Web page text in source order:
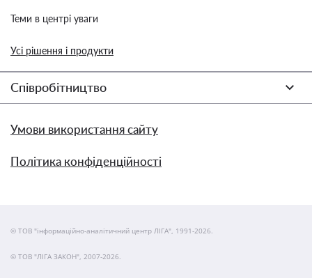
Теми в центрі уваги
Усі рішення і продукти
Співробітництво
Умови використання сайту
Політика конфіденційності
© ТОВ "інформаційно-аналітичний центр ЛІГА", 1991-2026.
© ТОВ "ЛІГА ЗАКОН", 2007-2026.